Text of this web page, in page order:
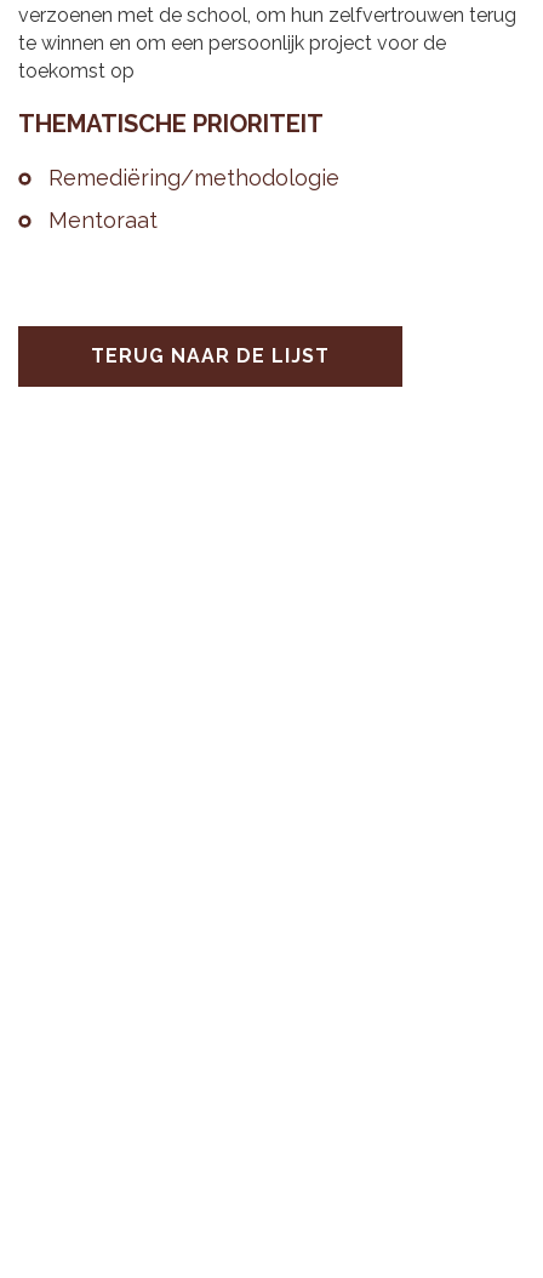
verzoenen met de school, om hun zelfvertrouwen terug
te winnen en om een persoonlijk project voor de
toekomst op
THE­MA­TI­SCHE PRI­O­RI­TEIT
Re­me­diëring/me­tho­do­lo­gie
Men­to­raat
TERUG NAAR DE LIJST